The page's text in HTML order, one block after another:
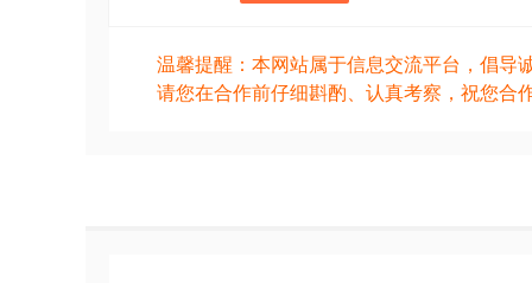
温馨提醒：本网站属于信息交流平台，倡导
请您在合作前仔细斟酌、认真考察，祝您合